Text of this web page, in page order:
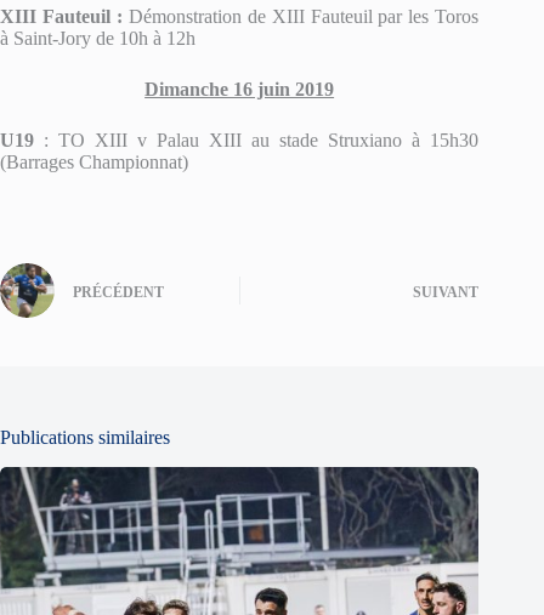
XIII Fauteuil : Démonstration de XIII Fauteuil par les Toros
à Saint-Jory de 10h à 12h
Dimanche 16 juin 2019
U19 : TO XIII v Palau XIII au stade Struxiano à 15h30
(Barrages Championnat)
PRÉCÉDENT SUIVANT
Publications similaires